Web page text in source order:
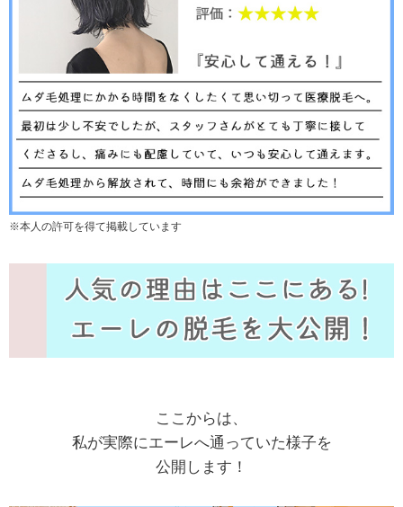
※本人の許可を得て掲載しています
ここからは、
私が実際にエーレへ通っていた様子を
公開します！